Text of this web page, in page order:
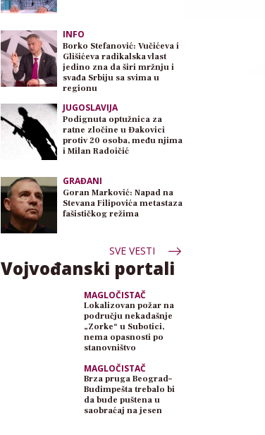
INFO
Borko Stefanović: Vučićeva i
Glišićeva radikalska vlast
jedino zna da širi mržnju i
svađa Srbiju sa svima u
regionu
JUGOSLAVIJA
Podignuta optužnica za
ratne zločine u Đakovici
protiv 20 osoba, među njima
i Milan Radoičić
GRAĐANI
Goran Marković: Napad na
Stevana Filipovića metastaza
fašističkog režima
SVE VESTI
Vojvođanski portali
MAGLOČISTAČ
Lokalizovan požar na
području nekadašnje
„Zorke“ u Subotici,
nema opasnosti po
stanovništvo
MAGLOČISTAČ
Brza pruga Beograd–
Budimpešta trebalo bi
da bude puštena u
saobraćaj na jesen